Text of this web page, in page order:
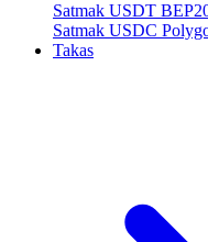
Satmak USDT
Satmak USDC
Takas